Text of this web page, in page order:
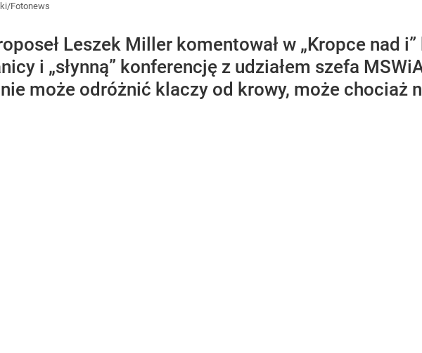
Fotonews
Leszek Miller komentował w „Kropce nad
i „słynną” konferencję z udziałem szefa
może odróżnić klaczy od krowy, może chociaż